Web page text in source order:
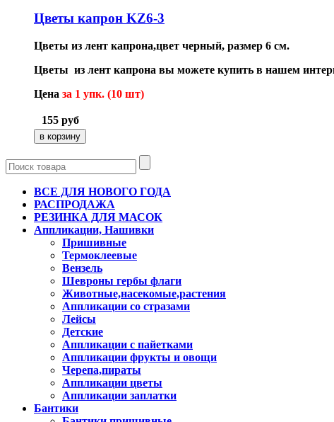
Цветы капрон KZ6-3
Цветы из лент капрона,цвет черный, размер 6 см.
Цветы из лент капрона вы можете купить в нашем
Цена за 1 упк. (10 шт)
155 руб
ВСЕ ДЛЯ НОВОГО ГОДА
РАСПРОДАЖА
РЕЗИНКА ДЛЯ МАСОК
Аппликации, Нашивки
Пришивные
Термоклеевые
Вензель
Шевроны гербы флаги
Животные,насекомые,растения
Аппликации со стразами
Лейсы
Детские
Аппликации с пайетками
Аппликации фрукты и овощи
Черепа,пираты
Аппликации цветы
Аппликации заплатки
Бантики